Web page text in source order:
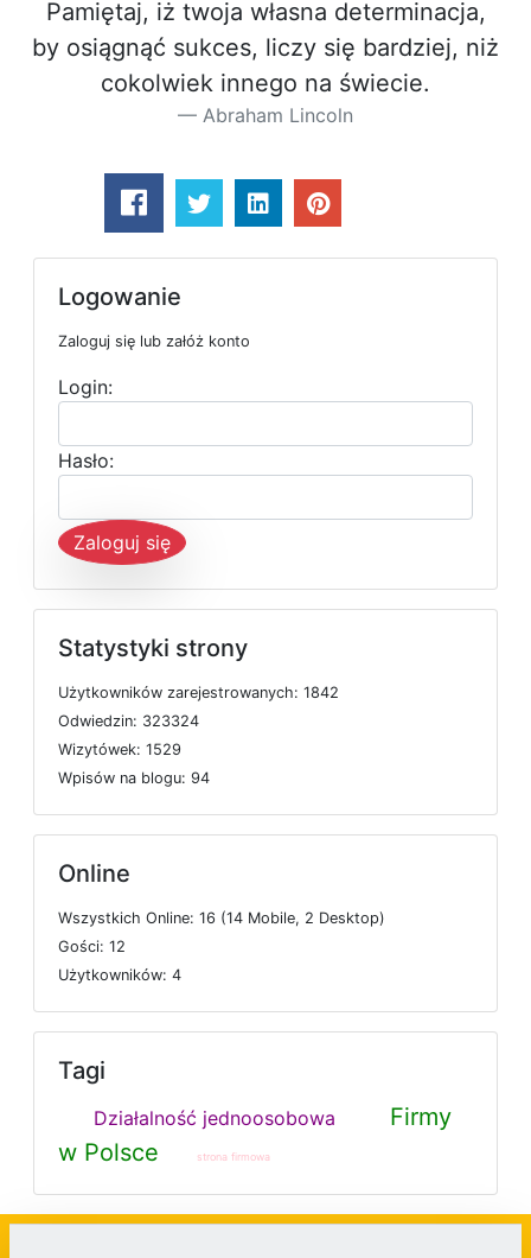
Pamiętaj, iż twoja własna determinacja,
by osiągnąć sukces, liczy się bardziej, niż
cokolwiek innego na świecie.
Abraham Lincoln
Logowanie
Zaloguj się lub załóż konto
Login:
Hasło:
Zaloguj się
Statystyki strony
Użytkowników zarejestrowanych: 1842
Odwiedzin: 323324
Wizytówek: 1529
Wpisów na blogu: 94
Online
Wszystkich Online: 16 (14 Mobile, 2 Desktop)
Gości: 12
Użytkowników: 4
Tagi
Działalność jednoosobowa
Firmy
w Polsce
strona firmowa